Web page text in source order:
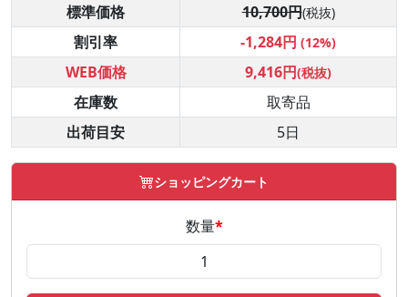
標準価格
10,700円(税抜)
割引率 -1,284円 (12%)
WEB価格 9,416円(税抜)
在庫数
取寄品
出荷目安
5日
ショッピングカート
数量*